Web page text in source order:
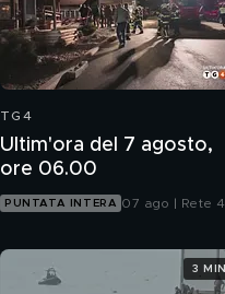
TG4
Ultim'ora del 7 agosto,
ore 06.00
PUNTATA INTERA 07 ago | Rete 4
3 MIN